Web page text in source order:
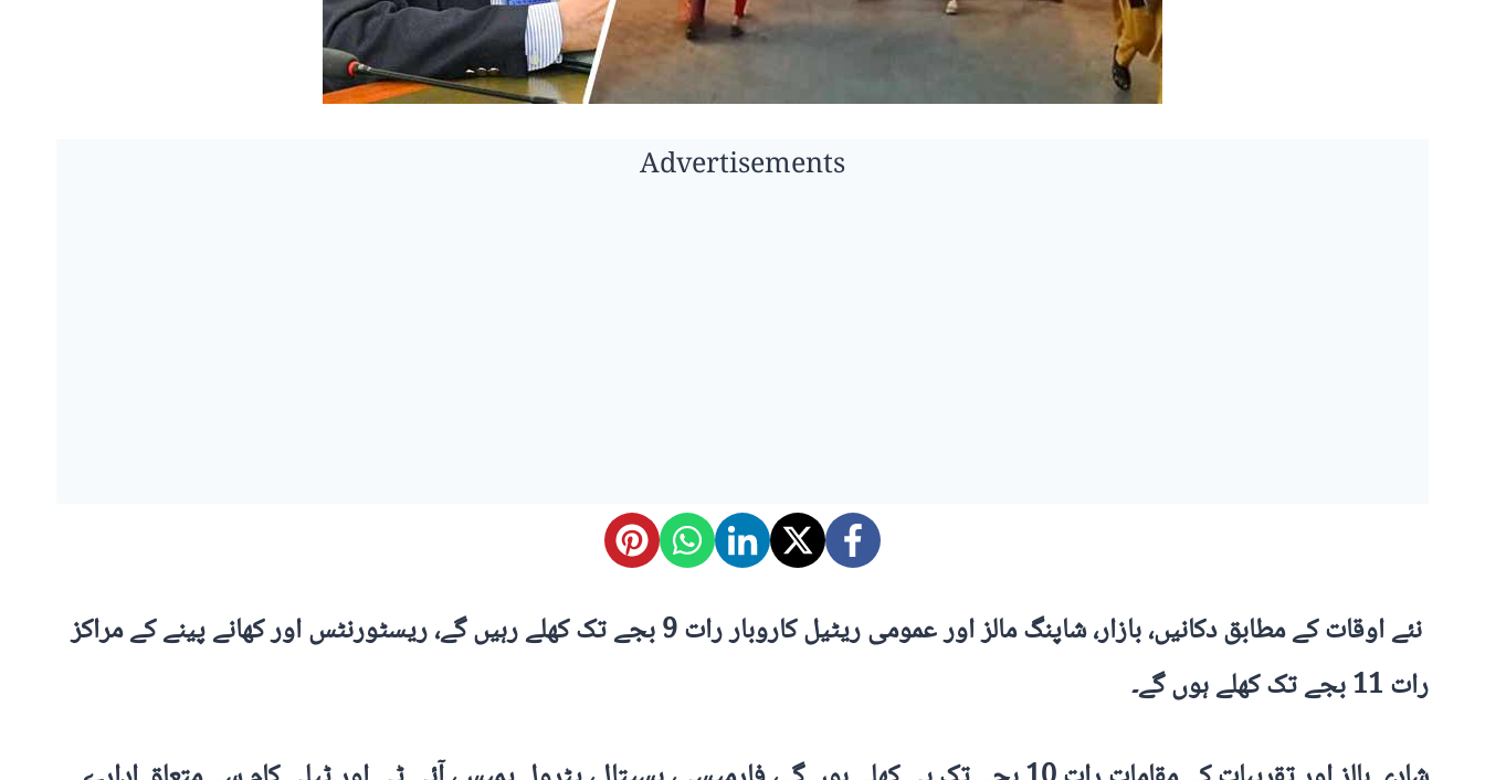
Advertisements
نئے اوقات کے مطابق دکانیں، بازار، شاپنگ مالز اور عمومی ریٹیل کاروبار رات 9 بجے تک کھلے رہیں گے، ریسٹورنٹس اور کھانے پینے کے مراکز
رات 11 بجے تک کھلے ہوں گے۔